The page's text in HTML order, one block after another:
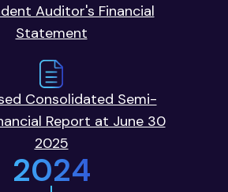
Auditor's Financial
Statement
Consolidated Semi-
Report at June 30
2025
2024